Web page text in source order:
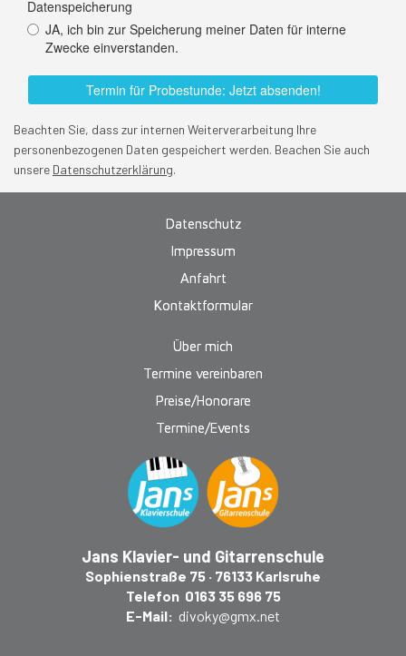
Beachten Sie, dass zur internen Weiterverarbeitung Ihre
personenbezogenen Daten gespeichert werden. Beachen Sie auch
unsere Datenschutzerklärung.
Datenschutz
Impressum
Anfahrt
Kontaktformular
Über mich
Termine vereinbaren
Preise/Honorare
Termine/Events
Jans Klavier- und Gitarrenschule
Sophienstraße 75 · 76133 Karlsruhe
Telefon 0163 35 696 75
E-Mail: divoky@gmx.net